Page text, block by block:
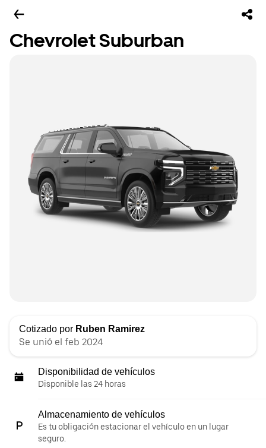
Chevrolet Suburban
Cotizado por Ruben Ramirez
Se unió el feb 2024
Disponibilidad de vehículos
Disponible las 24 horas
Almacenamiento de vehículos
Es tu obligación estacionar el vehículo en un lugar
seguro.